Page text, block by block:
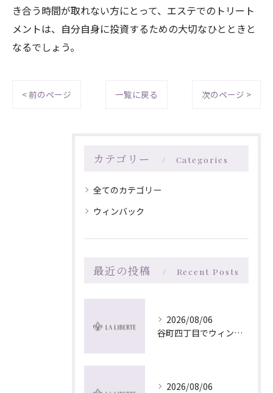
き合う時間が取れない方にとって、エステでのトリート
メントは、自分自身に投資するための大切なひとときと
なるでしょう。
< 前のページ 一覧に戻る 次のページ >
カテゴリー Categories
全てのカテゴリー
ウィンバック
最近の投稿 Recent Posts
2026/08/06
谷町四丁目でウィンバック×マッサージ｜LA LIBERTE
2026/08/06